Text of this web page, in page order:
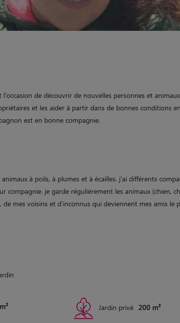
l'occasion de découvrir de nouvelles personnes et
et les aider à partir dans de bonnes conditions
est en bonne compagnie.
à poils, à plumes et à écailles. j'ai différents
compagnie. je garde régulièrement les animaux (chien,
de mes voisins et d'inconnus qui deviennent mes amis le
Jardin privé 200 m²